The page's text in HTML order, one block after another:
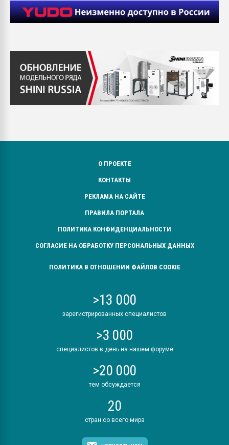
О ПРОЕКТЕ
КОНТАКТЫ
РЕКЛАМА НА САЙТЕ
ПРАВИЛА ПОРТАЛА
ПОЛИТИКА КОНФИДЕНЦИАЛЬНОСТИ
СОГЛАСИЕ НА ОБРАБОТКУ ПЕРСОНАЛЬНЫХ ДАННЫХ
ПОЛИТИКА В ОТНОШЕНИИ ФАЙЛОВ COOKIE
>13 000
зарегистрированных специалистов
>3 000
специалистов в день на нашем форуме
>20 000
тем обсуждается
20
стран со всего мира